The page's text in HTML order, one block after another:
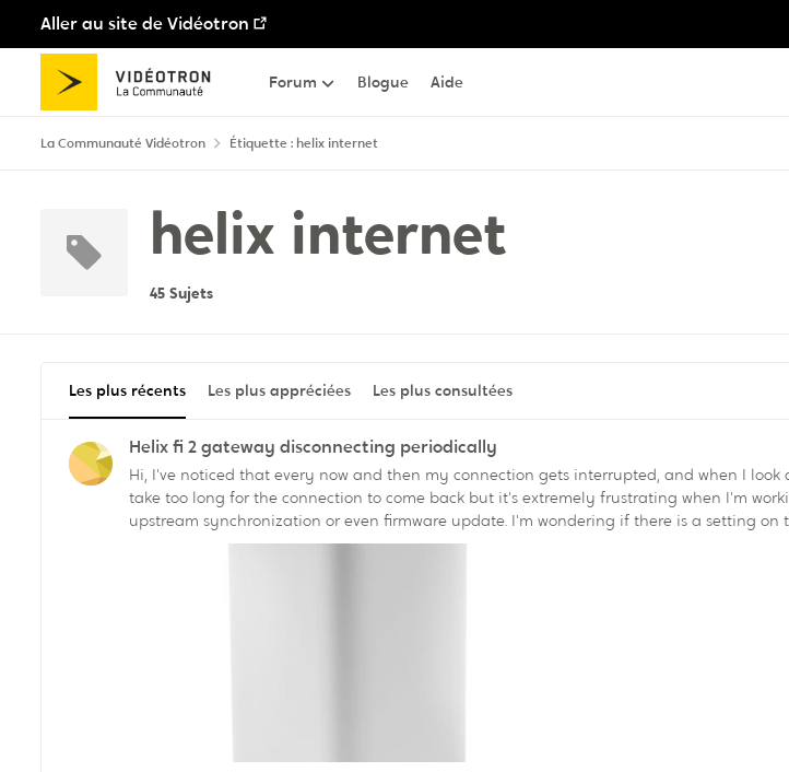
Aller au site de Vidéotron
Passer au contenu
Forum Blogue Aide
La Communauté Vidéotron Étiquette : helix internet
helix internet
45 Sujets
Les plus récents Les plus appréciées Les plus consultées
Helix fi 2 gateway disconnecting periodically
Hi, I've noticed that every now and then my connection gets interrupted, and when I
take too long for the connection to come back but it's extremely frustrating when I'm
upstream synchronization or even firmware update. I'm wondering if there is a setting
happen at specific times ex. between 4-7AM? Any answer would be greatly appreciated,